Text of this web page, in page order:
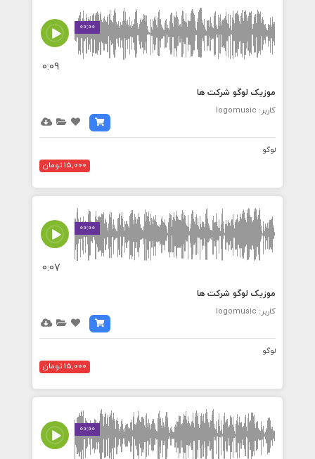
00:00
0:09
موزیک لوگو شرکت ها
کاربر: logomusic
لوگو
15,000 تومان
00:00
0:07
موزیک لوگو شرکت ها
کاربر: logomusic
لوگو
15,000 تومان
00:00